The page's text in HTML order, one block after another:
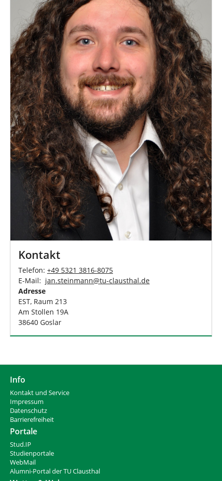
Kontakt
Telefon: +49 5321 3816-8075
E-Mail: jan.steinmann@tu-clausthal.de
Adresse
EST, Raum 213
Am Stollen 19A
38640 Goslar
Info
Kontakt und Service
Impressum
Datenschutz
Barrierefreiheit
Portale
Stud.IP
Studienportale
WebMail
Alumni-Portal der TU Clausthal